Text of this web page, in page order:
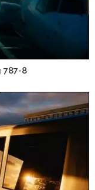
787-8